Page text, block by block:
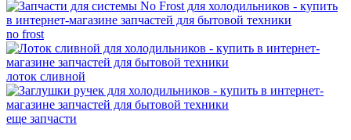
no frost
лоток сливной
еще запчасти